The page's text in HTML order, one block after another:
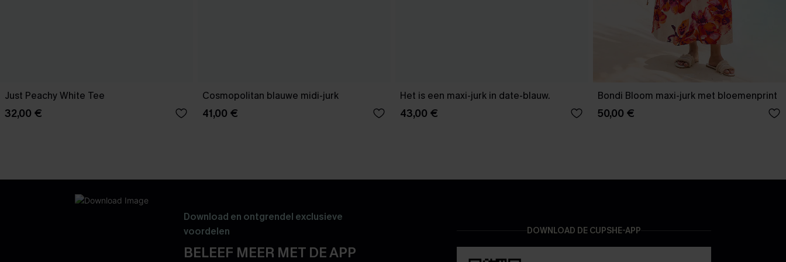
Just Peachy White Tee
32,00 €
Cosmopolitan blauwe midi-jurk
41,00 €
Het is een maxi-jurk in date-blauw.
43,00 €
Bondi Bloom maxi-jurk met bloemenprint
50,00 €
Download en ontgrendel exclusieve
voordelen
BELEEF MEER MET DE APP
DOWNLOAD DE CUPSHE-APP